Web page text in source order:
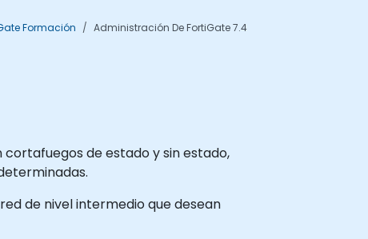
Formación Administración De FortiGate 7.4
de estado y sin estado,
de nivel intermedio que desean